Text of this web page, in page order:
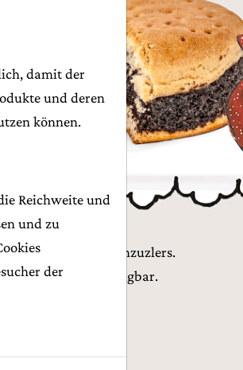
Waldviertler Mohnzuzlers.
Größen verfügbar.
damit der
und deren
können.
Reichweite und
und zu
der